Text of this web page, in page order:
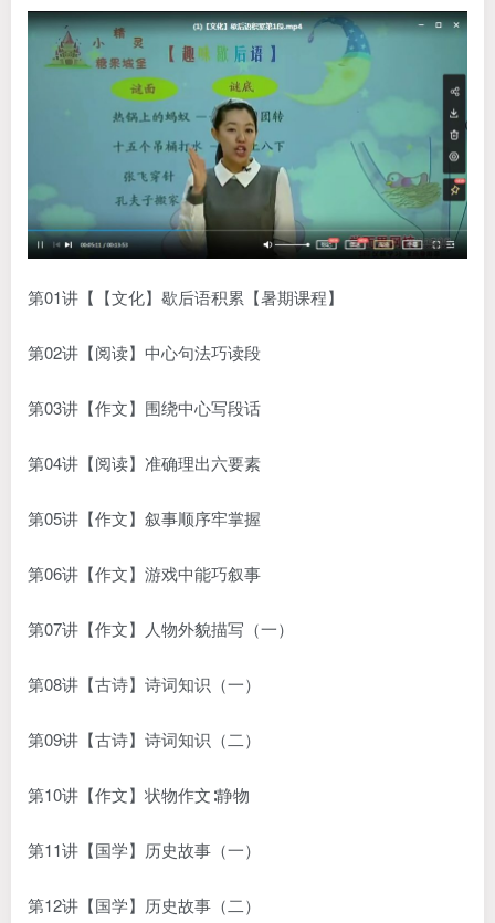
第01讲【【文化】歇后语积累【暑期课程】
第02讲【阅读】中心句法巧读段
第03讲【作文】围绕中心写段话
第04讲【阅读】准确理出六要素
第05讲【作文】叙事顺序牢掌握
第06讲【作文】游戏中能巧叙事
第07讲【作文】人物外貌描写（一）
第08讲【古诗】诗词知识（一）
第09讲【古诗】诗词知识（二）
第10讲【作文】状物作文∶静物
第11讲【国学】历史故事（一）
第12讲【国学】历史故事（二）